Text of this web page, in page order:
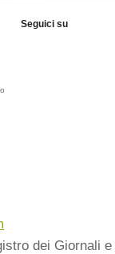
Seguici su
dei Giornali